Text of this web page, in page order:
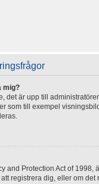
mig?
det är upp till
som till exempel
and Protection Act of
registrera dig, eller om